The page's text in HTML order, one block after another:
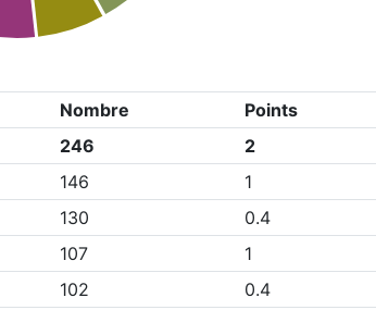
Nombre
Points
246
2
146
1
130
0.4
107
1
102
0.4